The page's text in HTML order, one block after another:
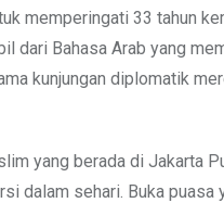
memperingati 33 tahun
dari Bahasa Arab yang
kunjungan diplomatik
yang berada di Jakarta
dalam sehari. Buka